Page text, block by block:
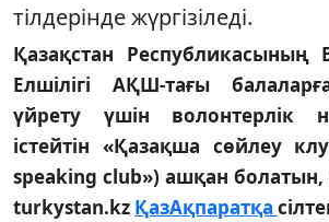
тілдерінде жүргізіледі.
Қазақстан Республикасының
Елшілігі АҚШ-тағы
үйрету үшін волонтерлік
істейтін «Қазақша сөйлеу
speaking club») ашқан
turkystan.kz ҚазАқпаратқа